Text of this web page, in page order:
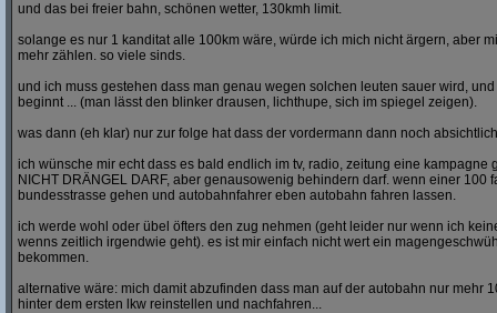
und das bei freier bahn, schönen wetter, 130kmh limit.
solange es nur 1 kanditat alle 100km wäre, würde ich mich nicht ärgern, aber
mehr zählen. so viele sinds.
und ich muss gestehen dass man genau wegen solchen leuten sauer wird,
beginnt ... (man lässt den blinker drausen, lichthupe, sich im spiegel zeigen).
was dann (eh klar) nur zur folge hat dass der vordermann dann noch
ich wünsche mir echt dass es bald endlich im tv, radio, zeitung eine kampagne
NICHT DRÄNGEL DARF, aber genausowenig behindern darf. wenn einer 100
bundesstrasse gehen und autobahnfahrer eben autobahn fahren lassen.
ich werde wohl oder übel öfters den zug nehmen (geht leider nur wenn ich
wenns zeitlich irgendwie geht). es ist mir einfach nicht wert ein
bekommen.
alternative wäre: mich damit abzufinden dass man auf der autobahn nur mehr
hinter dem ersten lkw reinstellen und nachfahren...